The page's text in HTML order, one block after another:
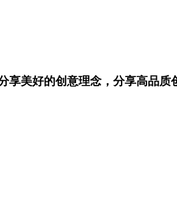
美好的创意理念，分享高品质